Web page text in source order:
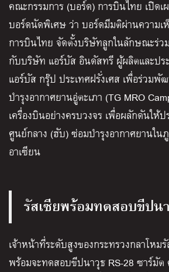
คณะกรรมการ (บอร์ด) การบินไทย เปิดเ
บอร์ดนัดพิเศษ ว่า บอร์ดมีมติผ่านความ
การบินไทย จัดตั้งบริษัทลูกในลักษณะร่ว
กับบริษัท แอร์บัส อินดัสทรี ผู้ผลิตและปร
แอร์บัส กรุ๊ป ประเทศฝรั่งเศส เพื่อร่วมพั
บำรุงอากาศยานอู่ตะเภา (TG MRO
เครื่องบินอย่างครบวงจร เพื่อผลักดันให้ป
ศูนย์กลาง (ฮับ) ซ่อมบำรุงอากาศยานใน
อาเซียน
รัสเซียพร้อมทดสอบขีปน
เจ้าหน้าที่ระดับสูงของกระทรวงกลาโหมรั
พร้อมจะทดสอบขีปนาวุธ RS-28 ซาร์มัต